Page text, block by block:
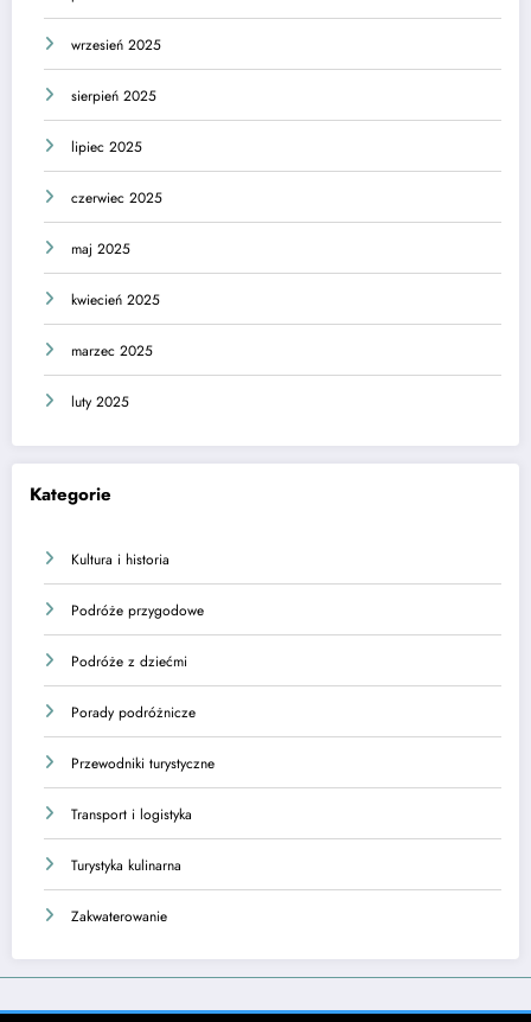
wrzesień 2025
sierpień 2025
lipiec 2025
czerwiec 2025
maj 2025
kwiecień 2025
marzec 2025
luty 2025
Kategorie
Kultura i historia
Podróże przygodowe
Podróże z dziećmi
Porady podróżnicze
Przewodniki turystyczne
Transport i logistyka
Turystyka kulinarna
Zakwaterowanie